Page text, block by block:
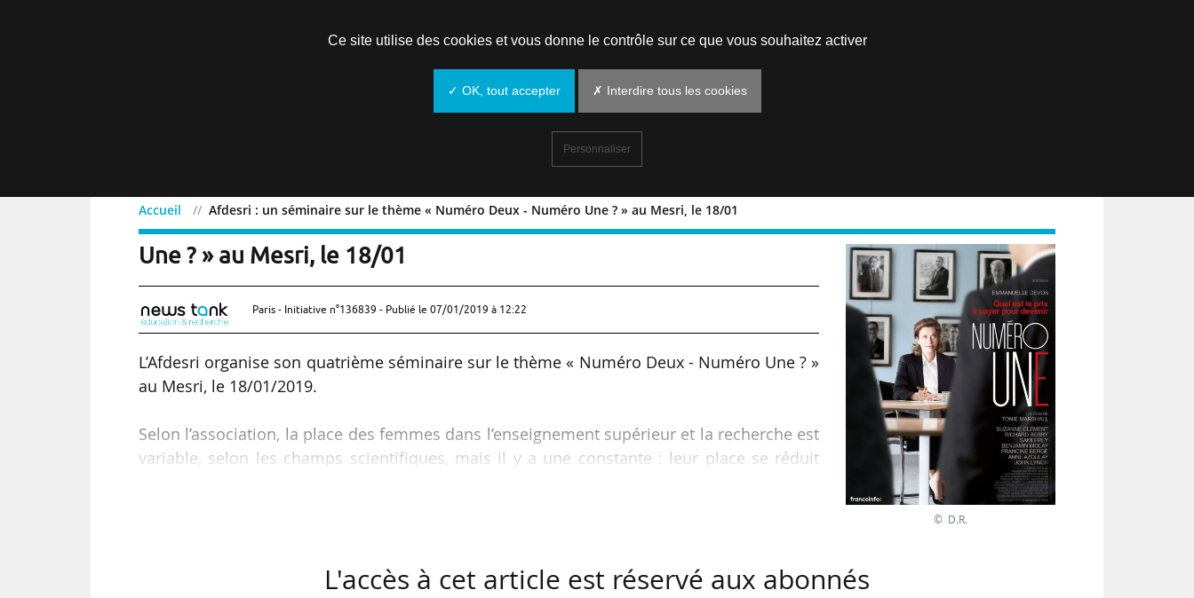
Accueil Afdesri : un séminaire sur le thème « Numéro Deux - Numéro Une ? » au Mesri, le 18/01
Afdesri : un séminaire sur le thème « Numéro Deux - Numéro
Une ? » au Mesri, le 18/01
Paris - Initiative n°136839 - Publié le 07/01/2019 à 12:22
L’Afdesri organise son quatrième séminaire sur le thème « Numéro Deux - Numéro Une ? »
au Mesri, le 18/01/2019.
Selon l’association, la place des femmes dans l’enseignement supérieur et la recherche est
variable, selon les champs scientifiques, mais il y a une constante : leur place se réduit
positionner sur ces fonctions ?
© D.R.
L'accès à cet article est réservé aux abonnés
Ce site utilise des cookies et vous donne le contrôle sur ce que vous souhaitez activer
✓ OK, tout accepter ✗ Interdire tous les cookies
Personnaliser